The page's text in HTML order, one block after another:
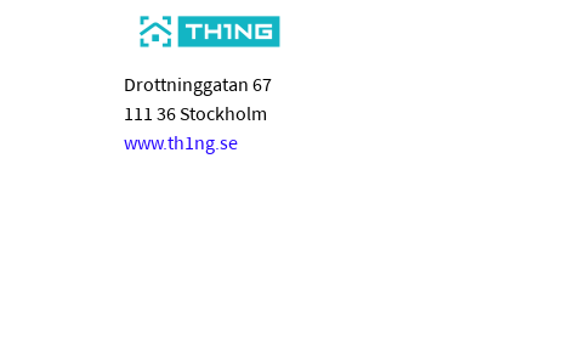
Drottninggatan 67
111 36 Stockholm
www.th1ng.se